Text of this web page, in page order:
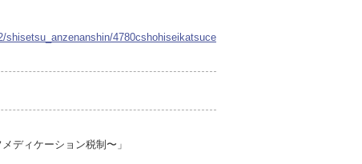
4780cshohiseikatsuce
ディケーション税制〜」